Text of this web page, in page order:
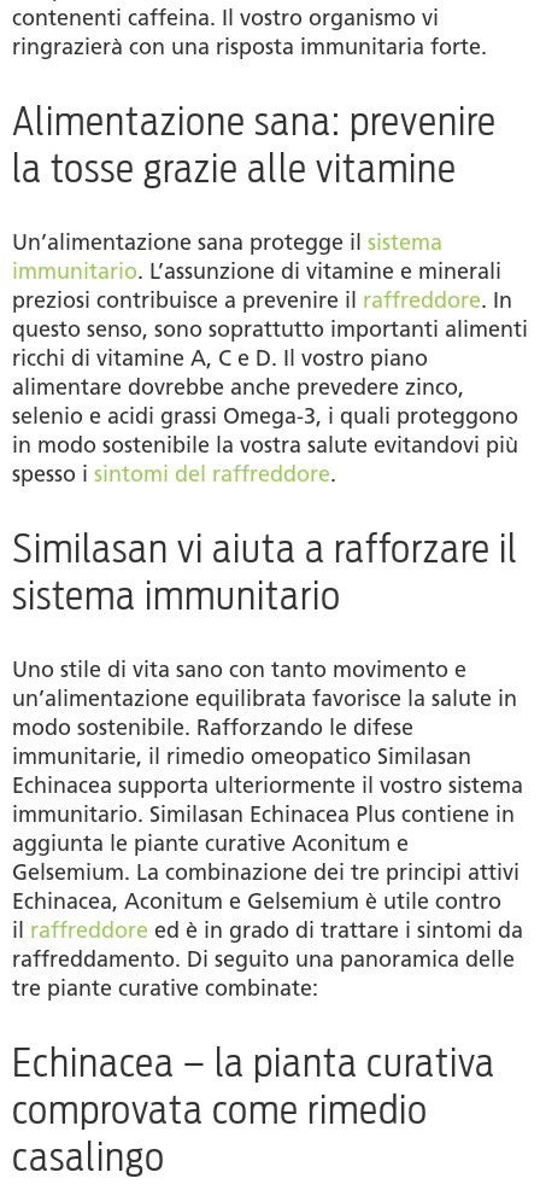
contenenti caffeina. Il vostro organismo vi
ringrazierà con una risposta immunitaria forte.
Alimentazione sana: prevenire
la tosse grazie alle vitamine
Un’alimentazione sana protegge il sistema
immunitario. L’assunzione di vitamine e minerali
preziosi contribuisce a prevenire il raffreddore. In
questo senso, sono soprattutto importanti alimenti
ricchi di vitamine A, C e D. Il vostro piano
alimentare dovrebbe anche prevedere zinco,
selenio e acidi grassi Omega-3, i quali proteggono
in modo sostenibile la vostra salute evitandovi più
spesso i sintomi del raffreddore.
Similasan vi aiuta a rafforzare il
sistema immunitario
Uno stile di vita sano con tanto movimento e
un’alimentazione equilibrata favorisce la salute in
modo sostenibile. Rafforzando le difese
immunitarie, il rimedio omeopatico Similasan
Echinacea supporta ulteriormente il vostro sistema
immunitario. Similasan Echinacea Plus contiene in
aggiunta le piante curative Aconitum e
Gelsemium. La combinazione dei tre principi attivi
Echinacea, Aconitum e Gelsemium è utile contro
il raffreddore ed è in grado di trattare i sintomi da
raffreddamento. Di seguito una panoramica delle
tre piante curative combinate:
Echinacea – la pianta curativa
comprovata come rimedio
casalingo